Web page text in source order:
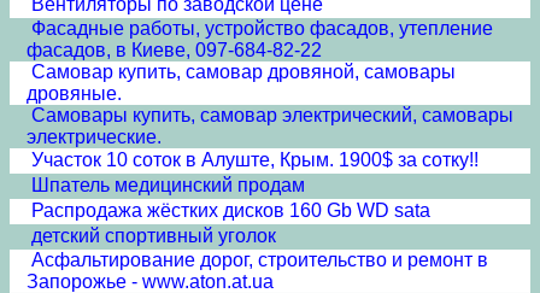
Вентиляторы по заводской цене
Фасадные работы, устройство фасадов, утепление
фасадов, в Киеве, 097-684-82-22
Самовар купить, самовар дровяной, самовары
дровяные.
Самовары купить, самовар электрический, самовары
электрические.
Участок 10 соток в Алуште, Крым. 1900$ за сотку!!
Шпатель медицинский продам
Распродажа жёстких дисков 160 Gb WD sata
детский спортивный уголок
Асфальтирование дорог, строительство и ремонт в
Запорожье - www.aton.at.ua